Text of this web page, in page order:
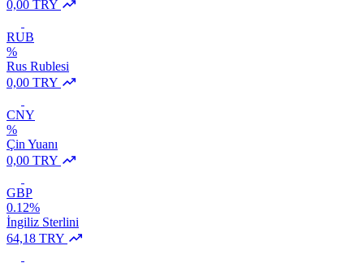
0,00 TRY
RUB
%
Rus Rublesi
0,00 TRY
CNY
%
Çin Yuanı
0,00 TRY
GBP
0.12%
İngiliz Sterlini
64,18 TRY